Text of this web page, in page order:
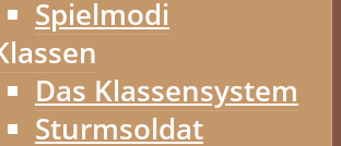
Spielmodi
Das Klassensystem
Sturmsoldat